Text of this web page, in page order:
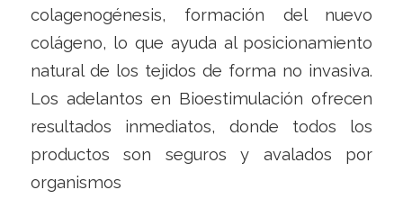
colagenogénesis, formación del nuevo
colágeno, lo que ayuda al posicionamiento
natural de los tejidos de forma no invasiva.
Los adelantos en Bioestimulación ofrecen
resultados inmediatos, donde todos los
productos son seguros y avalados por
organismos